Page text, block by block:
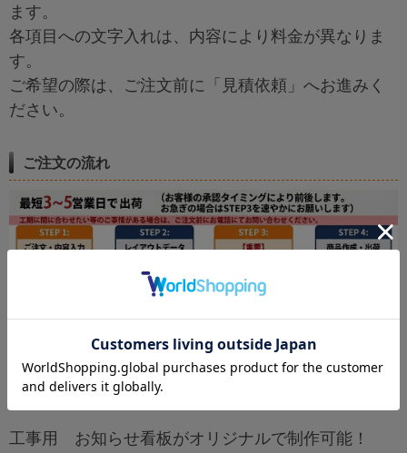
ます。
各項目への文字入れは、内容により料金が異なりま
す。
ご希望の際は、ご注文前に「見積依頼」へお進みく
ださい。
ご注文の流れ
工事用 お知らせ看板がオリジナルで制作可能！